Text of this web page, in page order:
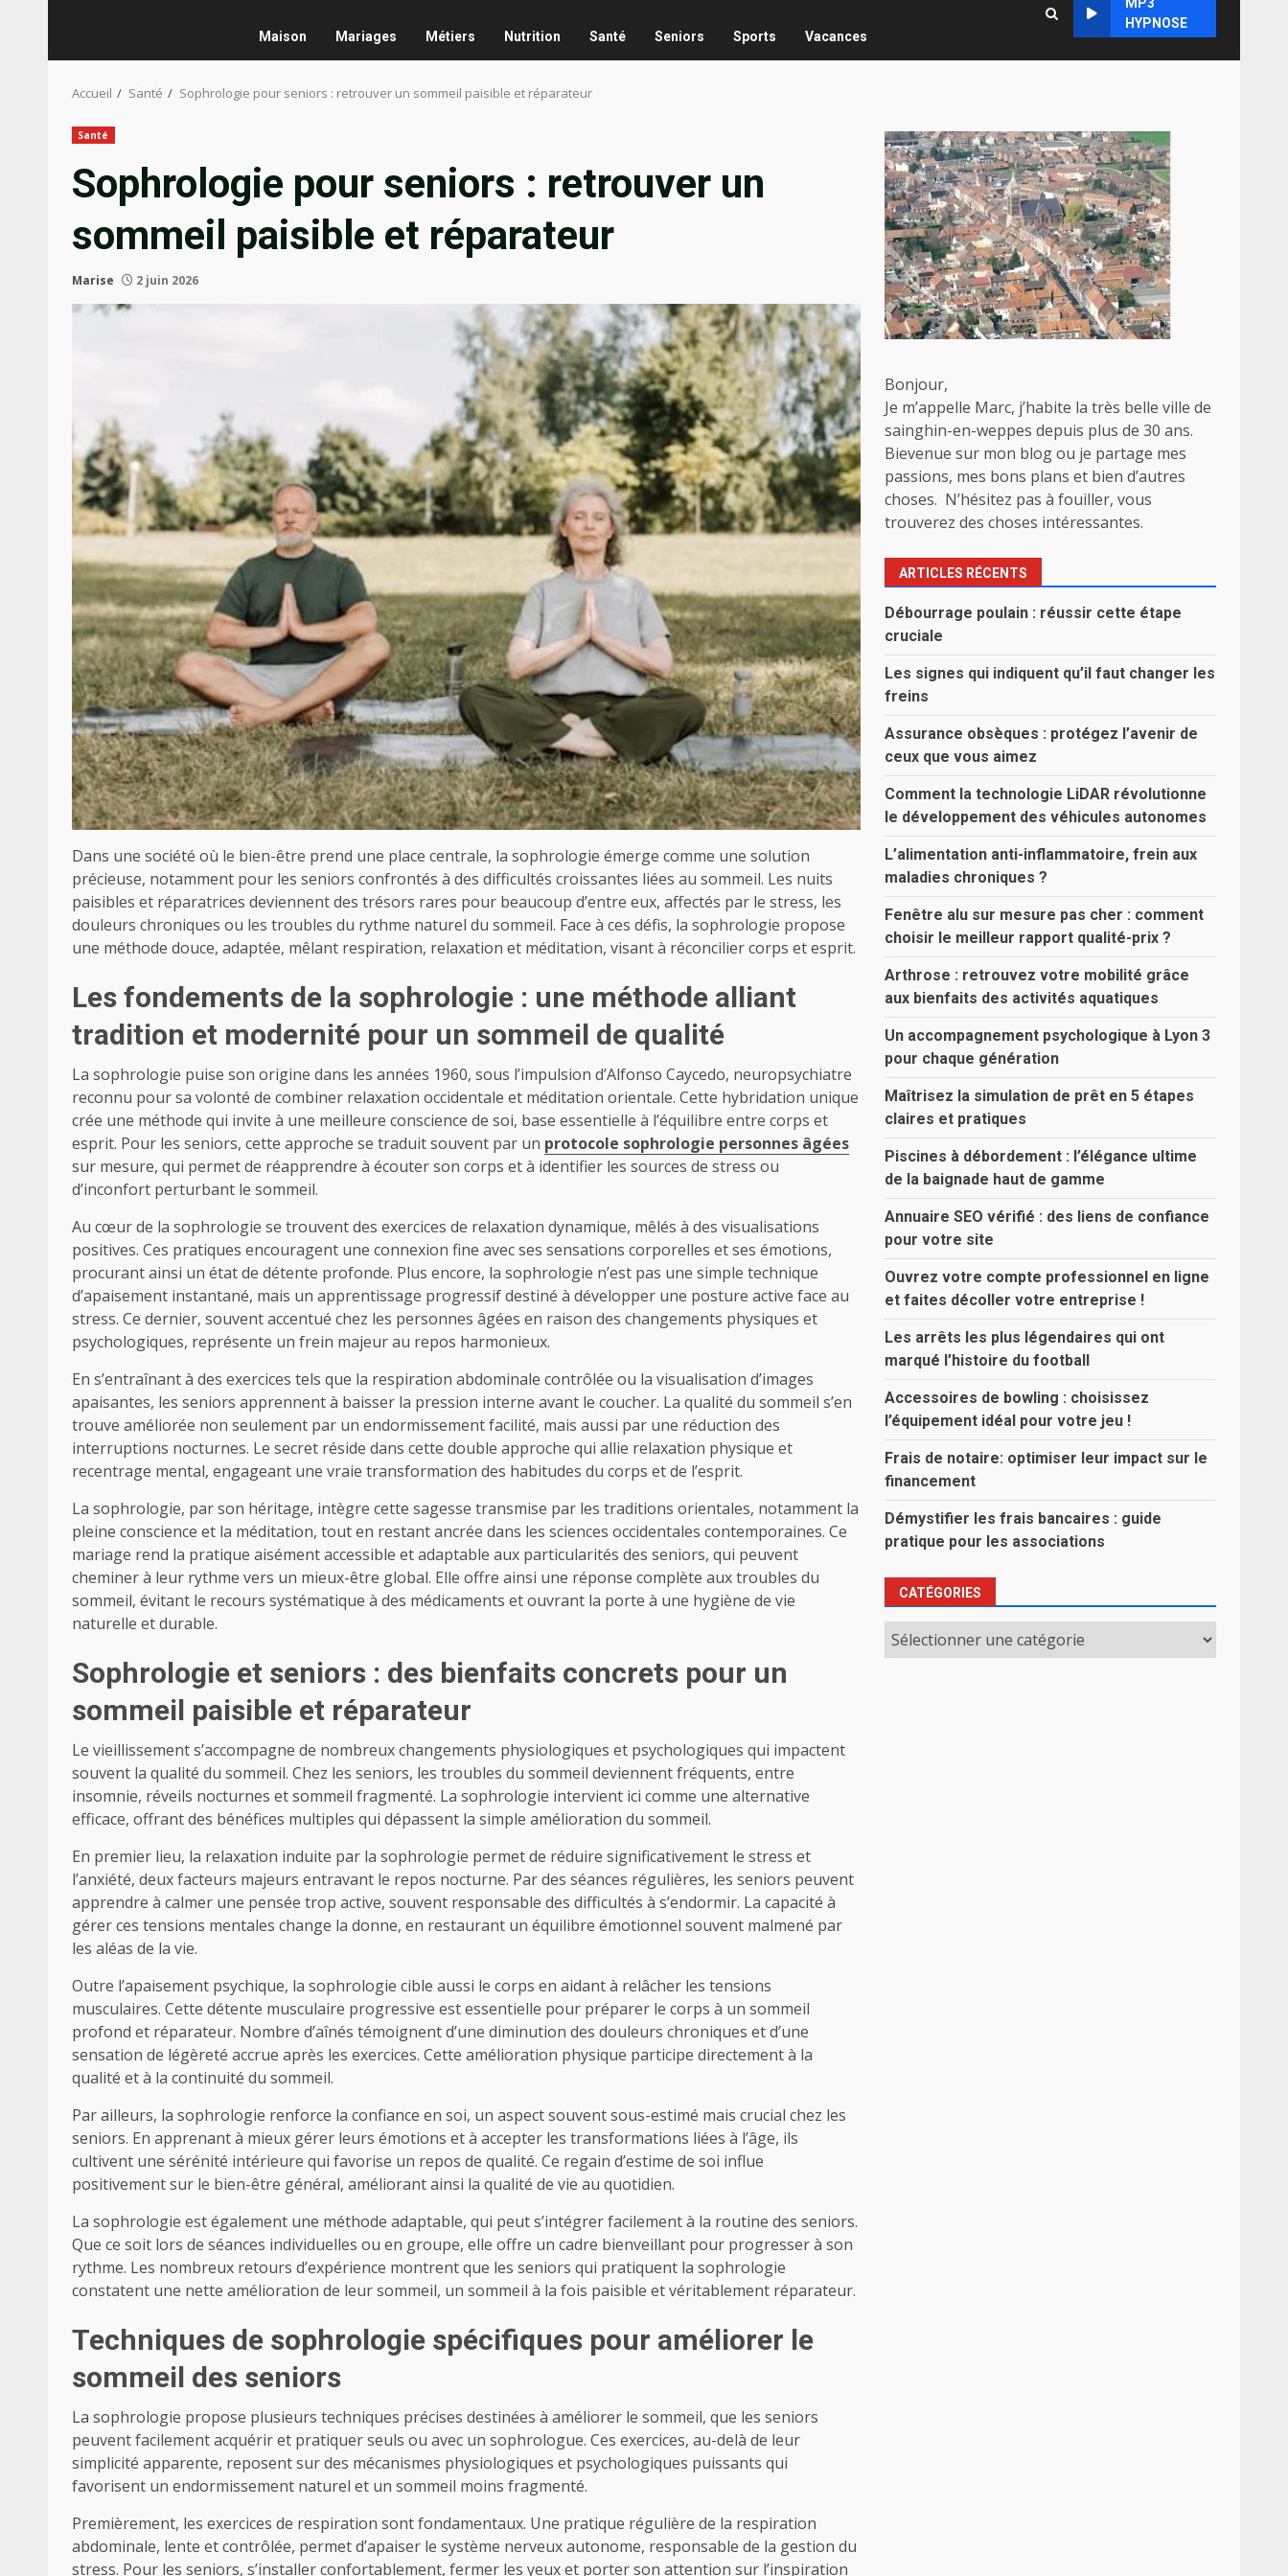
Maison Mariages Métiers Nutrition Santé Seniors Sports Vacances
HYPNOSE
Accueil Santé Sophrologie pour seniors : retrouver un sommeil paisible et réparateur
Santé
Sophrologie pour seniors : retrouver un
sommeil paisible et réparateur
Marise 2 juin 2026
Dans une société où le bien-être prend une place centrale, la sophrologie émerge comme une solution
précieuse, notamment pour les seniors confrontés à des difficultés croissantes liées au sommeil. Les nuits
paisibles et réparatrices deviennent des trésors rares pour beaucoup d’entre eux, affectés par le stress, les
douleurs chroniques ou les troubles du rythme naturel du sommeil. Face à ces défis, la sophrologie propose
une méthode douce, adaptée, mêlant respiration, relaxation et méditation, visant à réconcilier corps et esprit.
Les fondements de la sophrologie : une méthode alliant
tradition et modernité pour un sommeil de qualité
La sophrologie puise son origine dans les années 1960, sous l’impulsion d’Alfonso Caycedo, neuropsychiatre
reconnu pour sa volonté de combiner relaxation occidentale et méditation orientale. Cette hybridation unique
crée une méthode qui invite à une meilleure conscience de soi, base essentielle à l’équilibre entre corps et
esprit. Pour les seniors, cette approche se traduit souvent par un protocole sophrologie personnes âgées
sur mesure, qui permet de réapprendre à écouter son corps et à identifier les sources de stress ou
d’inconfort perturbant le sommeil.
Au cœur de la sophrologie se trouvent des exercices de relaxation dynamique, mêlés à des visualisations
positives. Ces pratiques encouragent une connexion fine avec ses sensations corporelles et ses émotions,
procurant ainsi un état de détente profonde. Plus encore, la sophrologie n’est pas une simple technique
d’apaisement instantané, mais un apprentissage progressif destiné à développer une posture active face au
stress. Ce dernier, souvent accentué chez les personnes âgées en raison des changements physiques et
psychologiques, représente un frein majeur au repos harmonieux.
En s’entraînant à des exercices tels que la respiration abdominale contrôlée ou la visualisation d’images
apaisantes, les seniors apprennent à baisser la pression interne avant le coucher. La qualité du sommeil s’en
trouve améliorée non seulement par un endormissement facilité, mais aussi par une réduction des
interruptions nocturnes. Le secret réside dans cette double approche qui allie relaxation physique et
recentrage mental, engageant une vraie transformation des habitudes du corps et de l’esprit.
La sophrologie, par son héritage, intègre cette sagesse transmise par les traditions orientales, notamment la
pleine conscience et la méditation, tout en restant ancrée dans les sciences occidentales contemporaines. Ce
mariage rend la pratique aisément accessible et adaptable aux particularités des seniors, qui peuvent
cheminer à leur rythme vers un mieux-être global. Elle offre ainsi une réponse complète aux troubles du
sommeil, évitant le recours systématique à des médicaments et ouvrant la porte à une hygiène de vie
naturelle et durable.
Sophrologie et seniors : des bienfaits concrets pour un
sommeil paisible et réparateur
Le vieillissement s’accompagne de nombreux changements physiologiques et psychologiques qui impactent
souvent la qualité du sommeil. Chez les seniors, les troubles du sommeil deviennent fréquents, entre
insomnie, réveils nocturnes et sommeil fragmenté. La sophrologie intervient ici comme une alternative
efficace, offrant des bénéfices multiples qui dépassent la simple amélioration du sommeil.
En premier lieu, la relaxation induite par la sophrologie permet de réduire significativement le stress et
l’anxiété, deux facteurs majeurs entravant le repos nocturne. Par des séances régulières, les seniors peuvent
apprendre à calmer une pensée trop active, souvent responsable des difficultés à s’endormir. La capacité à
gérer ces tensions mentales change la donne, en restaurant un équilibre émotionnel souvent malmené par
les aléas de la vie.
Outre l’apaisement psychique, la sophrologie cible aussi le corps en aidant à relâcher les tensions
musculaires. Cette détente musculaire progressive est essentielle pour préparer le corps à un sommeil
profond et réparateur. Nombre d’aînés témoignent d’une diminution des douleurs chroniques et d’une
sensation de légèreté accrue après les exercices. Cette amélioration physique participe directement à la
qualité et à la continuité du sommeil.
Par ailleurs, la sophrologie renforce la confiance en soi, un aspect souvent sous-estimé mais crucial chez les
seniors. En apprenant à mieux gérer leurs émotions et à accepter les transformations liées à l’âge, ils
cultivent une sérénité intérieure qui favorise un repos de qualité. Ce regain d’estime de soi influe
positivement sur le bien-être général, améliorant ainsi la qualité de vie au quotidien.
La sophrologie est également une méthode adaptable, qui peut s’intégrer facilement à la routine des seniors.
Que ce soit lors de séances individuelles ou en groupe, elle offre un cadre bienveillant pour progresser à son
rythme. Les nombreux retours d’expérience montrent que les seniors qui pratiquent la sophrologie
constatent une nette amélioration de leur sommeil, un sommeil à la fois paisible et véritablement réparateur.
Techniques de sophrologie spécifiques pour améliorer le
sommeil des seniors
La sophrologie propose plusieurs techniques précises destinées à améliorer le sommeil, que les seniors
peuvent facilement acquérir et pratiquer seuls ou avec un sophrologue. Ces exercices, au-delà de leur
simplicité apparente, reposent sur des mécanismes physiologiques et psychologiques puissants qui
favorisent un endormissement naturel et un sommeil moins fragmenté.
Premièrement, les exercices de respiration sont fondamentaux. Une pratique régulière de la respiration
abdominale, lente et contrôlée, permet d’apaiser le système nerveux autonome, responsable de la gestion du
stress. Pour les seniors, s’installer confortablement, fermer les yeux et porter son attention sur l’inspiration
Bonjour,
Je m’appelle Marc, j’habite la très belle ville de
sainghin-en-weppes depuis plus de 30 ans.
Bievenue sur mon blog ou je partage mes
passions, mes bons plans et bien d’autres
choses. N’hésitez pas à fouiller, vous
trouverez des choses intéressantes.
ARTICLES RÉCENTS
Débourrage poulain : réussir cette étape
cruciale
Les signes qui indiquent qu’il faut changer les
freins
Assurance obsèques : protégez l’avenir de
ceux que vous aimez
Comment la technologie LiDAR révolutionne
le développement des véhicules autonomes
L’alimentation anti-inflammatoire, frein aux
maladies chroniques ?
Fenêtre alu sur mesure pas cher : comment
choisir le meilleur rapport qualité-prix ?
Arthrose : retrouvez votre mobilité grâce
aux bienfaits des activités aquatiques
Un accompagnement psychologique à Lyon 3
pour chaque génération
Maîtrisez la simulation de prêt en 5 étapes
claires et pratiques
Piscines à débordement : l’élégance ultime
de la baignade haut de gamme
Annuaire SEO vérifié : des liens de confiance
pour votre site
Ouvrez votre compte professionnel en ligne
et faites décoller votre entreprise !
Les arrêts les plus légendaires qui ont
marqué l’histoire du football
Accessoires de bowling : choisissez
l’équipement idéal pour votre jeu !
Frais de notaire: optimiser leur impact sur le
financement
Démystifier les frais bancaires : guide
pratique pour les associations
CATÉGORIES
Catégories